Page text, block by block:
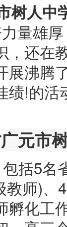
树人中
量雄
，还在
展沸腾
绩!的
元市
括5名
教师)
孵化工